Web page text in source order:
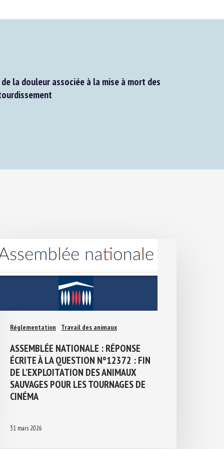
la douleur associée à la mise à mort des
Réglementation Travail des animaux
ASSEMBLÉE NATIONALE : RÉPONSE
ÉCRITE À LA QUESTION N°12372 : FIN
DE L’EXPLOITATION DES ANIMAUX
SAUVAGES POUR LES TOURNAGES DE
CINÉMA
31 mars 2026